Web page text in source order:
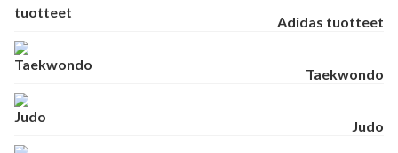
Adidas tuotteet
Taekwondo
Judo